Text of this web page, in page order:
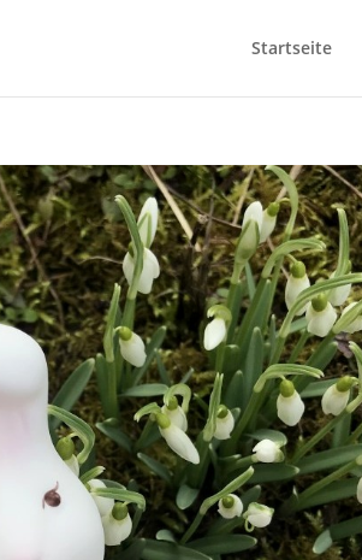
Startseite